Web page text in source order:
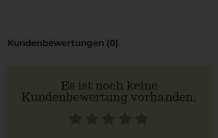
Kundenbewertungen (0)
Es ist noch keine
Kundenbewertung vorhanden.